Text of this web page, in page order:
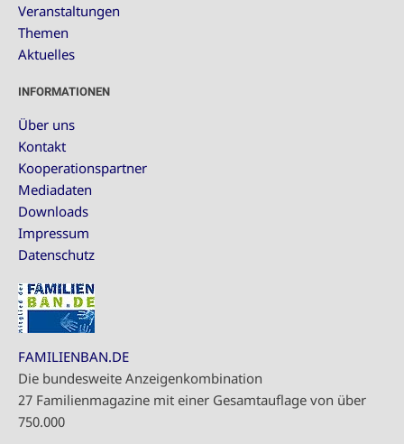
Veranstaltungen
Themen
Aktuelles
INFORMATIONEN
Über uns
Kontakt
Kooperationspartner
Mediadaten
Downloads
Impressum
Datenschutz
FAMILIENBAN.DE
Die bundesweite Anzeigenkombination
27 Familienmagazine mit einer Gesamtauflage von über
750.000